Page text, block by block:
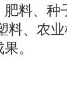
料、种
料、农
。